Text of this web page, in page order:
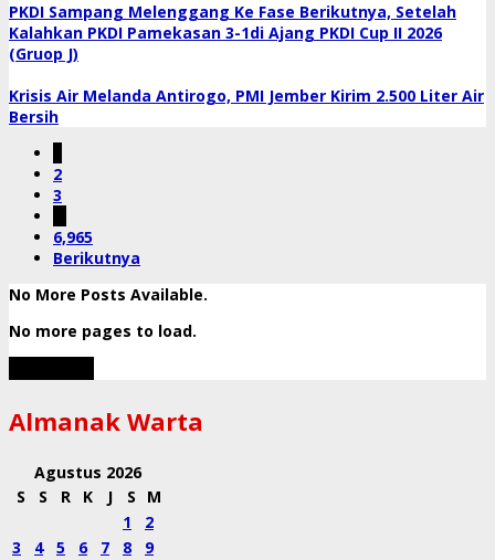
PKDI Sampang Melenggang Ke Fase Berikutnya, Setelah
Kalahkan PKDI Pamekasan 3-1di Ajang PKDI Cup II 2026
(Gruop J)
Krisis Air Melanda Antirogo, PMI Jember Kirim 2.500 Liter Air
Bersih
2
3
6,965
Berikutnya
No More Posts Available.
No more pages to load.
Almanak Warta
Agustus 2026
S
S R K J S
M
1
2
3
4 5 6 7 8
9